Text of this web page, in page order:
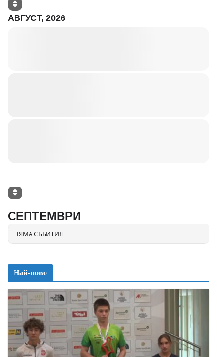
АВГУСТ, 2026
СЕПТЕМВРИ
НЯМА СЪБИТИЯ
Най-ново